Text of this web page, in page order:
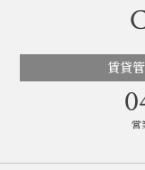
賃貸
営